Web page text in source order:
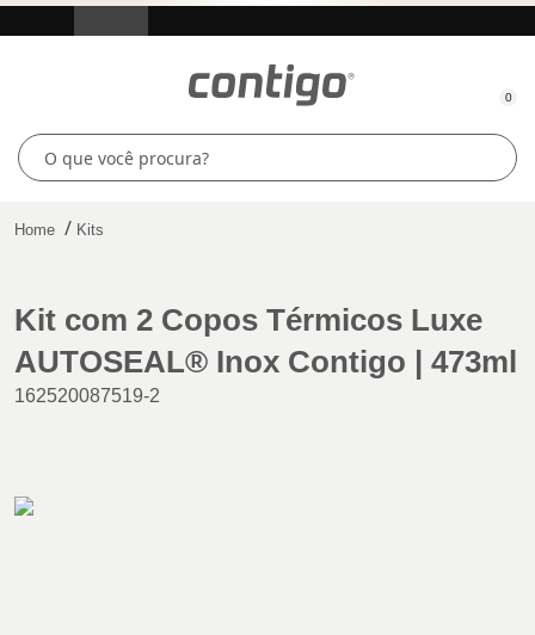
0
Home Kits
Kit com 2 Copos Térmicos Luxe
AUTOSEAL® Inox Contigo | 473ml
162520087519-2